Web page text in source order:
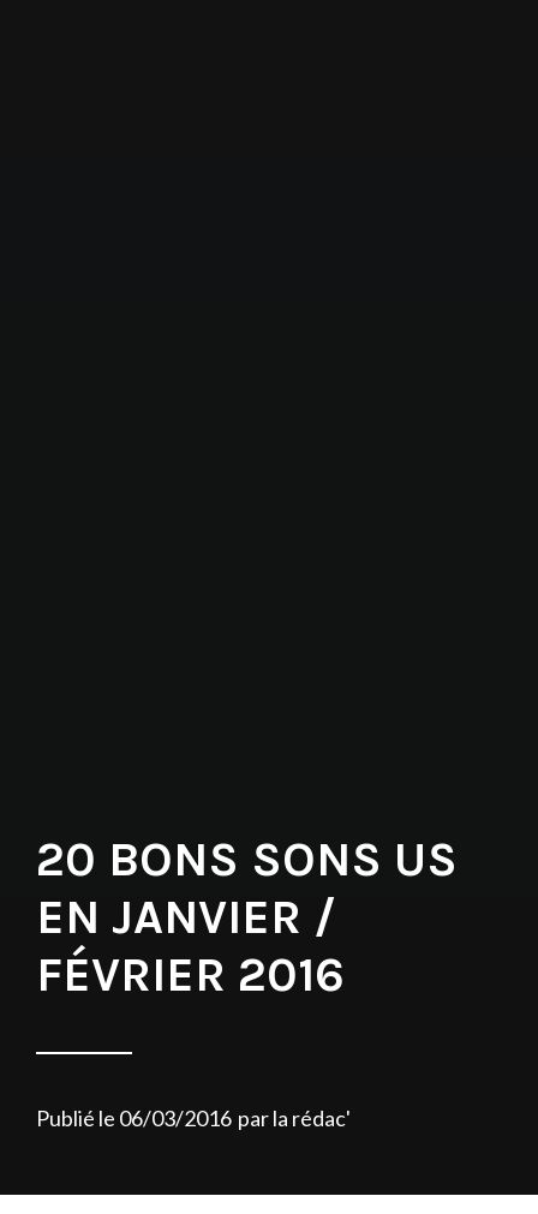
20 BONS SONS US
EN JANVIER /
FÉVRIER 2016
Publié le 06/03/2016 parla rédac'